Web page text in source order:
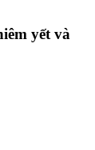
yết và